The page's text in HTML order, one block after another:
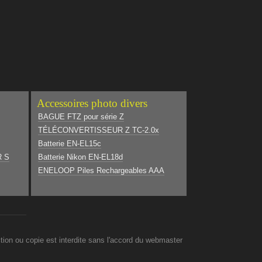
S
Accessoires photo divers
BAGUE FTZ pour série Z
TÉLÉCONVERTISSEUR Z TC-2.0x
Batterie EN-EL15c
Batterie Nikon EN-EL18d
ENELOOP Piles Rechargeables AAA
ou copie est interdite sans l'accord du webmaster